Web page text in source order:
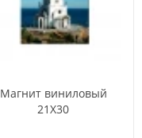
Магнит виниловый
21Х30